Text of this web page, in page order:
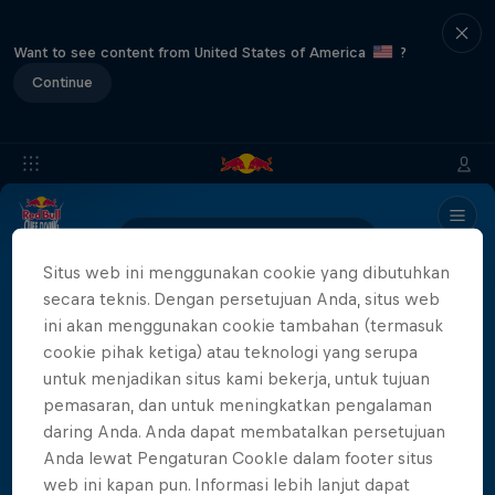
Want to see content from United States of America
?
Continue
Results coming soon, stay tuned!
Partner
Situs web ini menggunakan cookie yang dibutuhkan
secara teknis. Dengan persetujuan Anda, situs web
ini akan menggunakan cookie tambahan (termasuk
cookie pihak ketiga) atau teknologi yang serupa
untuk menjadikan situs kami bekerja, untuk tujuan
pemasaran, dan untuk meningkatkan pengalaman
daring Anda. Anda dapat membatalkan persetujuan
Anda lewat Pengaturan CookIe dalam footer situs
web ini kapan pun. Informasi lebih lanjut dapat